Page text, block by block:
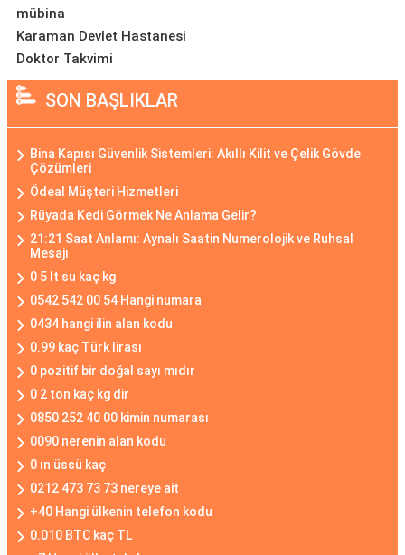
mübina
Karaman Devlet Hastanesi
Doktor Takvimi
SON BAŞLIKLAR
Bina Kapısı Güvenlik Sistemleri: Akıllı Kilit ve Çelik Gövde
Çözümleri
Ödeal Müşteri Hizmetleri
Rüyada Kedi Görmek Ne Anlama Gelir?
21:21 Saat Anlamı: Aynalı Saatin Numerolojik ve Ruhsal
Mesajı
0 5 lt su kaç kg
0542 542 00 54 Hangi numara
0434 hangi ilin alan kodu
0.99 kaç Türk lirası
0 pozitif bir doğal sayı mıdır
0 2 ton kaç kg dir
0850 252 40 00 kimin numarası
0090 nerenin alan kodu
0 ın üssü kaç
0212 473 73 73 nereye ait
+40 Hangi ülkenin telefon kodu
0.010 BTC kaç TL